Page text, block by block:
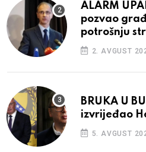
ALARM
pozvao
potrošnju
2. AVGUST
BRUKA U
izvrijeđao
5. AVGUST